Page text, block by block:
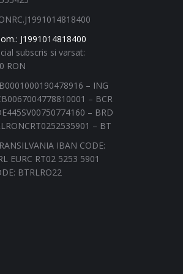
J1991014818400
subscris si varsat:
RON
– ING
– BCR
– BRD
– BT
IBAN CODE:
EURC RT02 5253 5901
BTRLRO22